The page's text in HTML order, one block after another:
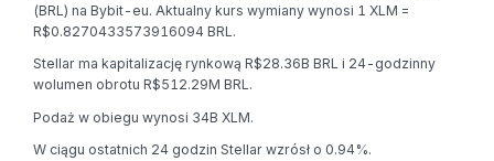
(BRL) na Bybit-eu. Aktualny kurs wymiany wynosi 1 XLM =
R$0.8270433573916094 BRL.
Stellar ma kapitalizację rynkową R$28.36B BRL i 24-godzinny
wolumen obrotu R$512.29M BRL.
Podaż w obiegu wynosi 34B XLM.
W ciągu ostatnich 24 godzin Stellar wzrósł o 0.94%.